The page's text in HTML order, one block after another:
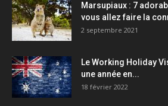
Marsupiaux : 7
vous allez faire la
2 septembre 2021
Le Working Holiday
une année en...
18 février 2022